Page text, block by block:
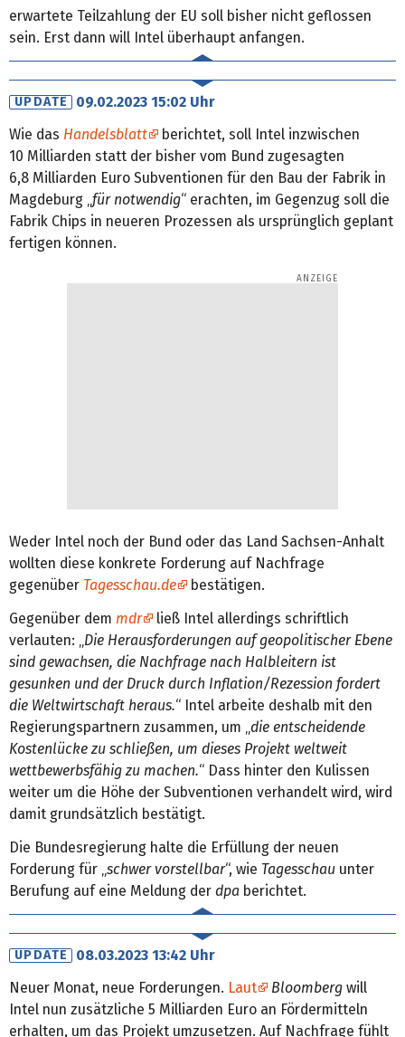
erwartete Teilzahlung der EU soll bisher nicht geflossen
sein. Erst dann will Intel überhaupt anfangen.
UPDATE
09.02.2023 15:02 Uhr
Wie das Handelsblatt
berichtet, soll Intel inzwischen
10 Milliarden statt der bisher vom Bund zugesagten
6,8 Milliarden Euro Subventionen für den Bau der Fabrik in
Magdeburg „für notwendig“ erachten, im Gegenzug soll die
Fabrik Chips in neueren Prozessen als ursprünglich geplant
fertigen können.
Weder Intel noch der Bund oder das Land Sachsen-Anhalt
wollten diese konkrete Forderung auf Nachfrage
gegenüber Tagesschau.de
bestätigen.
Gegenüber dem mdr
ließ Intel allerdings schriftlich
verlauten: „Die Herausforderungen auf geopolitischer Ebene
sind gewachsen, die Nachfrage nach Halbleitern ist
gesunken und der Druck durch Inflation/Rezession fordert
die Weltwirtschaft heraus.“ Intel arbeite deshalb mit den
Regierungspartnern zusammen, um „die entscheidende
Kostenlücke zu schließen, um dieses Projekt weltweit
wettbewerbsfähig zu machen.“ Dass hinter den Kulissen
weiter um die Höhe der Subventionen verhandelt wird, wird
damit grundsätzlich bestätigt.
Die Bundesregierung halte die Erfüllung der neuen
Forderung für „schwer vorstellbar“, wie Tagesschau unter
Berufung auf eine Meldung der dpa berichtet.
UPDATE
08.03.2023 13:42 Uhr
Neuer Monat, neue Forderungen. Laut Bloomberg will
Intel nun zusätzliche 5 Milliarden Euro an Fördermitteln
erhalten, um das Projekt umzusetzen. Auf Nachfrage fühlt